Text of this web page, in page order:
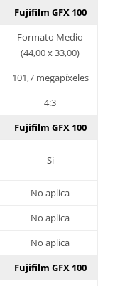
Fujifilm GFX 100
Formato Medio
(44,00 x 33,00)
101,7 megapíxeles
4:3
Fujifilm GFX 100
Sí
No aplica
No aplica
No aplica
Fujifilm GFX 100